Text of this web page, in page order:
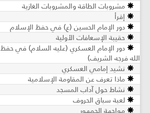
مشروبات الطاقة والمشروبات الغازية
إقرأ
دور الإمام الحسين (ع) في حفظ الإسلام
حقيبة الإسعافات الأولية
دور الإمام العسكري (عليه السلام) في
الله فرجه الشريف)
نشيد إمامي العسكري
ماذا تعرف عن المقاومة الإسلامية
نشاط حول آداب المسجد
لعبة سباق الحروف
مواجهة الجمهور